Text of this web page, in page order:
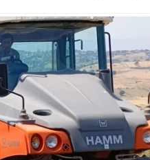
Büyükşehir’den,
Menderes Mahallesi’nde
Kesintisiz Asfalt Mesaisi